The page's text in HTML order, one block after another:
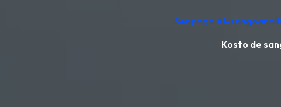
Senpaga AI-
Kosto de